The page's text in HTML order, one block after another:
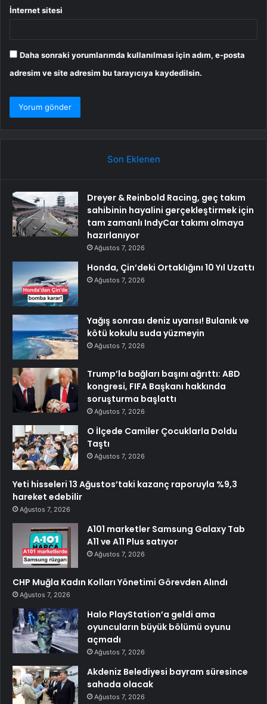
İnternet sitesi
Daha sonraki yorumlarımda kullanılması için adım, e-posta
adresim ve site adresim bu tarayıcıya kaydedilsin.
Son Eklenen
Dreyer & Reinbold Racing, geç takım
sahibinin hayalini gerçekleştirmek için
tam zamanlı IndyCar takımı olmaya
hazırlanıyor
Ağustos 7, 2026
Honda, Çin’deki Ortaklığını 10 Yıl Uzattı
Ağustos 7, 2026
Yağış sonrası deniz uyarısı! Bulanık ve
kötü kokulu suda yüzmeyin
Ağustos 7, 2026
Trump’la bağları başını ağrıttı: ABD
kongresi, FIFA Başkanı hakkında
soruşturma başlattı
Ağustos 7, 2026
O İlçede Camiler Çocuklarla Doldu
Taştı
Ağustos 7, 2026
Yeti hisseleri 13 Ağustos’taki kazanç raporuyla %9,3
hareket edebilir
Ağustos 7, 2026
A101 marketler Samsung Galaxy Tab
A11 ve A11 Plus satıyor
Ağustos 7, 2026
CHP Muğla Kadın Kolları Yönetimi Görevden Alındı
Ağustos 7, 2026
Halo PlayStation’a geldi ama
oyuncuların büyük bölümü oyunu
açmadı
Ağustos 7, 2026
Akdeniz Belediyesi bayram süresince
sahada olacak
Ağustos 7, 2026